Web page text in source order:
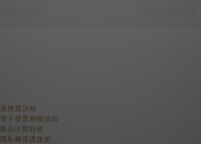
退換貨須知
電子發票相關須知
商品出貨時效
隱私權保護政策